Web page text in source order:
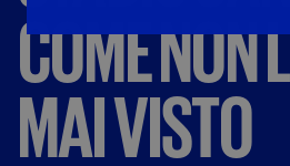
COMENON
MAIVISTO